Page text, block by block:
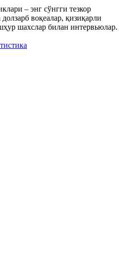
– энг сўнгги тезкор
воқеалар, қизиқарли
шахслар билан интервьюлар.